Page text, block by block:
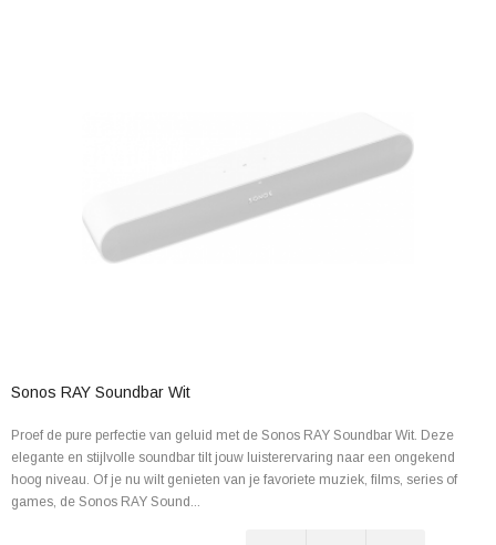
Sonos RAY Soundbar Wit
Proef de pure perfectie van geluid met de Sonos RAY Soundbar Wit. Deze
elegante en stijlvolle soundbar tilt jouw luisterervaring naar een ongekend
hoog niveau. Of je nu wilt genieten van je favoriete muziek, films, series of
games, de Sonos RAY Sound...